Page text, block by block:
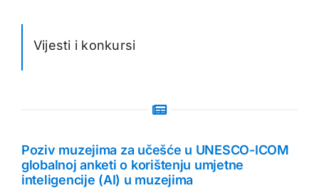
Vijesti i konkursi
Poziv muzejima za učešće u UNESCO-ICOM
globalnoj anketi o korištenju umjetne
inteligencije (AI) u muzejima